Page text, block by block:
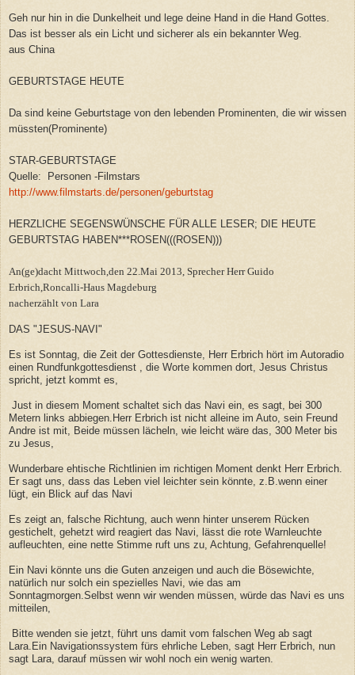
Geh nur hin in die Dunkelheit und lege deine Hand in die Hand Gottes.
Das ist besser als ein Licht und sicherer als ein bekannter Weg.
aus China
GEBURTSTAGE HEUTE
Da sind keine Geburtstage von den lebenden Prominenten, die wir wissen
müssten(Prominente)
STAR-GEBURTSTAGE
Quelle: Personen -Filmstars
http://www.filmstarts.de/personen/geburtstag
HERZLICHE SEGENSWÜNSCHE FÜR ALLE LESER; DIE HEUTE
GEBURTSTAG HABEN***ROSEN(((ROSEN)))
An(ge)dacht Mittwoch,den 22.Mai 2013, Sprecher Herr Guido
Erbrich,Roncalli-Haus Magdeburg
nacherzählt von Lara
DAS "JESUS-NAVI"
Es ist Sonntag, die Zeit der Gottesdienste, Herr Erbrich hört im Autoradio
einen Rundfunkgottesdienst , die Worte kommen dort, Jesus Christus
spricht, jetzt kommt es,
Just in diesem Moment schaltet sich das Navi ein, es sagt, bei 300
Metern links abbiegen.Herr Erbrich ist nicht alleine im Auto, sein Freund
Andre ist mit, Beide müssen lächeln, wie leicht wäre das, 300 Meter bis
zu Jesus,
Wunderbare ehtische Richtlinien im richtigen Moment denkt Herr Erbrich.
Er sagt uns, dass das Leben viel leichter sein könnte, z.B.wenn einer
lügt, ein Blick auf das Navi
Es zeigt an, falsche Richtung, auch wenn hinter unserem Rücken
gestichelt, gehetzt wird reagiert das Navi, lässt die rote Warnleuchte
aufleuchten, eine nette Stimme ruft uns zu, Achtung, Gefahrenquelle!
Ein Navi könnte uns die Guten anzeigen und auch die Bösewichte,
natürlich nur solch ein spezielles Navi, wie das am
Sonntagmorgen.Selbst wenn wir wenden müssen, würde das Navi es uns
mitteilen,
Bitte wenden sie jetzt, führt uns damit vom falschen Weg ab sagt
Lara.Ein Navigationssystem fürs ehrliche Leben, sagt Herr Erbrich, nun
sagt Lara, darauf müssen wir wohl noch ein wenig warten.